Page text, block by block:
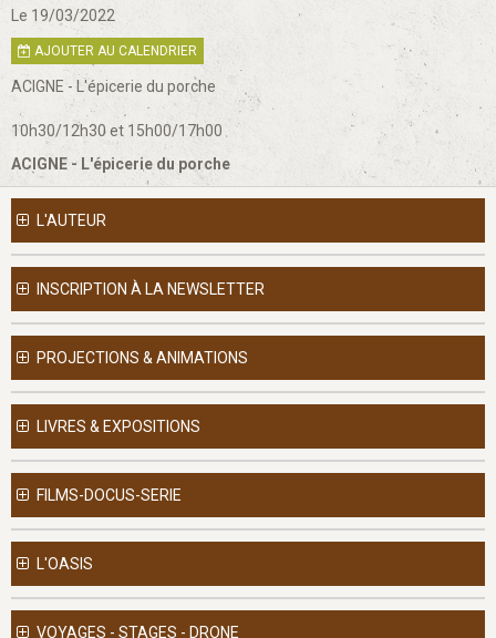
Le 19/03/2022
AJOUTER AU CALENDRIER
ACIGNE - L'épicerie du porche
10h30/12h30 et 15h00/17h00
ACIGNE - L'épicerie du porche
L'AUTEUR
INSCRIPTION À LA NEWSLETTER
PROJECTIONS & ANIMATIONS
LIVRES & EXPOSITIONS
FILMS-DOCUS-SERIE
L'OASIS
VOYAGES - STAGES - DRONE